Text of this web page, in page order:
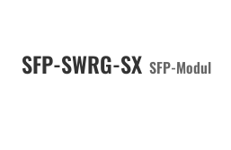
SFP-SWRG-SX SFP-Modul